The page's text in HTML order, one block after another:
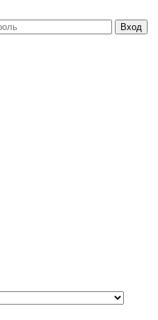
Вход